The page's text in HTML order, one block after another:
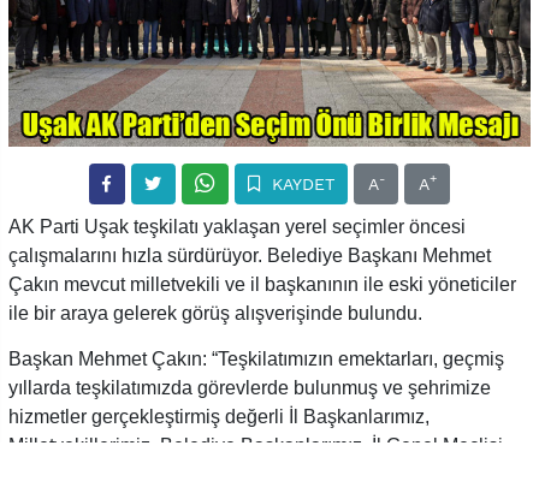
KAYDET A- A+
AK Parti Uşak teşkilatı yaklaşan yerel seçimler öncesi
çalışmalarını hızla sürdürüyor. Belediye Başkanı Mehmet
Çakın mevcut milletvekili ve il başkanının ile eski yöneticiler
ile bir araya gelerek görüş alışverişinde bulundu.
Başkan Mehmet Çakın: “Teşkilatımızın emektarları, geçmiş
yıllarda teşkilatımızda görevlerde bulunmuş ve şehrimize
hizmetler gerçekleştirmiş değerli İl Başkanlarımız,
Milletvekillerimiz, Belediye Başkanlarımız, İl Genel Meclisi